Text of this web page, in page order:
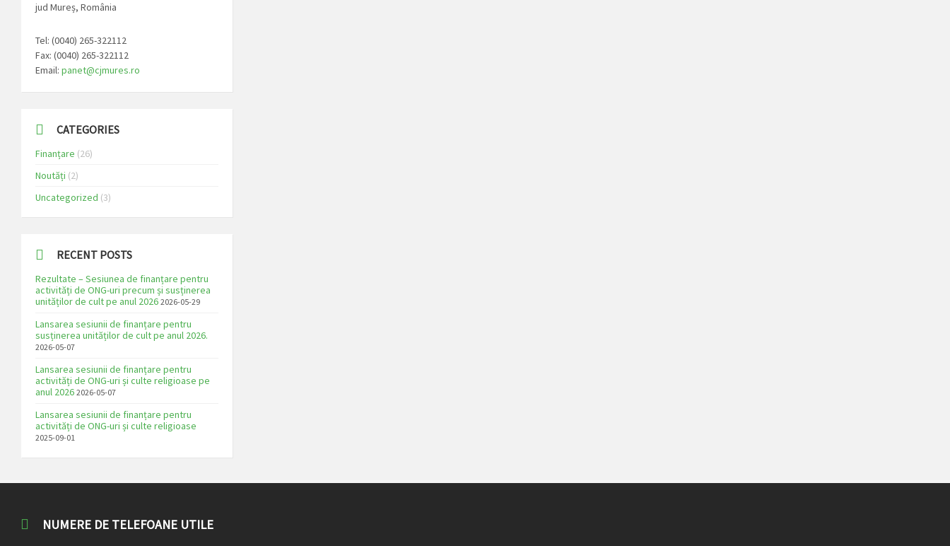
jud Mureș, România
Tel: (0040) 265-322112
Fax: (0040) 265-322112
Email: panet@cjmures.ro
CATEGORIES
Finanțare (26)
Noutăți (2)
Uncategorized (3)
RECENT POSTS
Rezultate – Sesiunea de finanțare pentru
activități de ONG-uri precum și susținerea
unităților de cult pe anul 2026 2026-05-29
Lansarea sesiunii de finanțare pentru
susținerea unităților de cult pe anul 2026.
2026-05-07
Lansarea sesiunii de finanțare pentru
activități de ONG-uri și culte religioase pe
anul 2026 2026-05-07
Lansarea sesiunii de finanțare pentru
activități de ONG-uri și culte religioase
2025-09-01
NUMERE DE TELEFOANE UTILE